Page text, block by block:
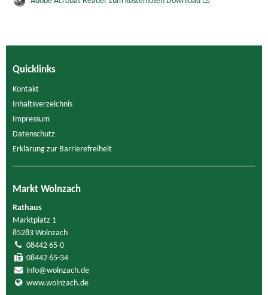
Quicklinks
Kontakt
Inhaltsverzeichnis
Impressum
Datenschutz
Erklärung zur Barrierefreiheit
Markt Wolnzach
Rathaus
Marktplatz 1
85283 Wolnzach
08442 65-0
08442 65-34
info@wolnzach.de
www.wolnzach.de